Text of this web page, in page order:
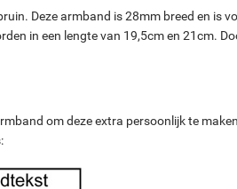
Deze armband is 28mm breed en is
in een lengte van 19,5cm en 21cm.
om deze extra persoonlijk te